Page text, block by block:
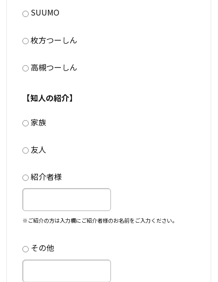
SUUMO
枚方つーしん
高槻つーしん
【知人の紹介】
家族
友人
紹介者様
※ご紹介の方は入力欄にご紹介者様のお名前をご入力ください。
その他